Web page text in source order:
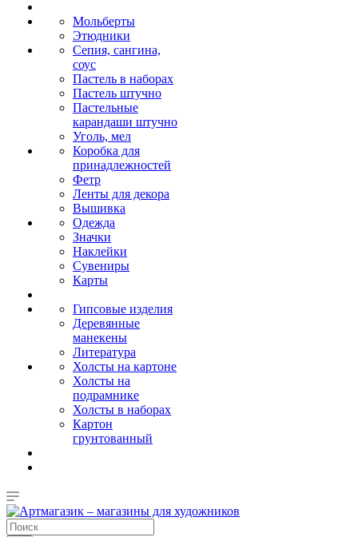
Мольберты
Этюдники
Сепия, сангина,
соус
Пастель в наборах
Пастель штучно
Пастельные
карандаши штучно
Уголь, мел
Коробка для
принадлежностей
Фетр
Ленты для декора
Вышивка
Одежда
Значки
Наклейки
Сувениры
Карты
Гипсовые изделия
Деревянные
манекены
Литература
Холсты на картоне
Холсты на
подрамнике
Холсты в наборах
Картон
грунтованный